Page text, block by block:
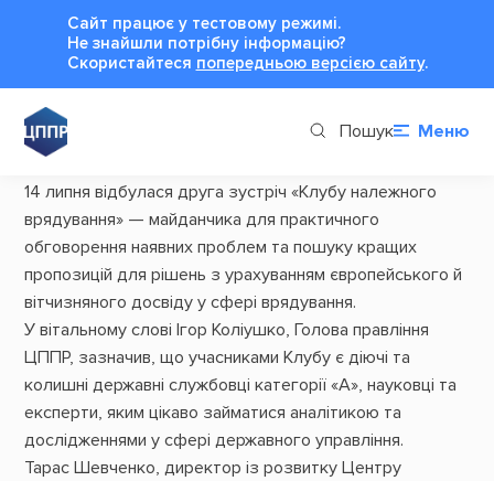
Сайт працює у тестовому режимі.
Не знайшли потрібну інформацію?
Cкористайтеся попередньою версією сайту.
Пошук Меню
14 липня відбулася друга зустріч «Клубу належного
врядування»— майданчика для практичного
обговорення наявних проблем та пошуку кращих
пропозицій для рішень з урахуванням європейського й
вітчизняного досвіду у сфері врядування.
У вітальному слові Ігор Коліушко, Голова правління
ЦППР, зазначив, що учасниками Клубу є діючі та
колишні державні службовці категорії «А», науковці та
експерти, яким цікаво займатися аналітикою та
дослідженнями у сфері державного управління.
Тарас Шевченко, директор із розвитку Центру